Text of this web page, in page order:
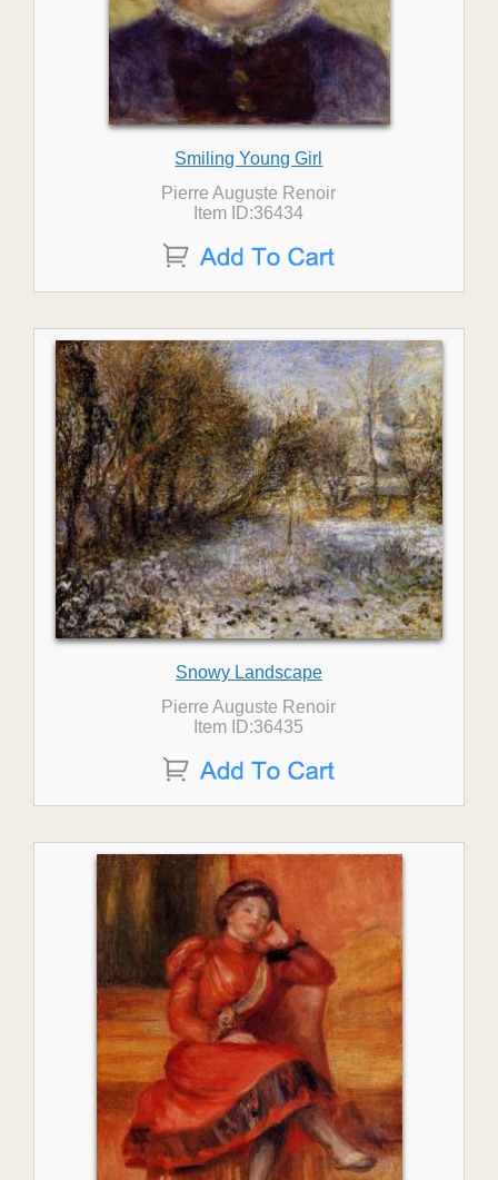
Smiling Young Girl
Pierre Auguste Renoir
Item ID:36434
Snowy Landscape
Pierre Auguste Renoir
Item ID:36435